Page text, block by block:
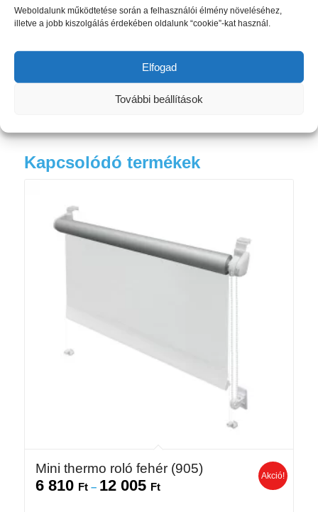
Weboldalunk működtetése során a felhasználói élmény növeléséhez,
illetve a jobb kiszolgálás érdekében oldalunk “cookie”-kat használ.
Elfogad
További beállítások
szerszám nélkül könnyedén közvetlenül az
nyíló ablakok esetén) vagy az ablakkeret tetejére
való csíptetéssel érhető el.
Kapcsolódó termékek
Mini thermo roló fehér (905)
6 810 Ft – 12 005 FtÁrtartomány:
Akció!